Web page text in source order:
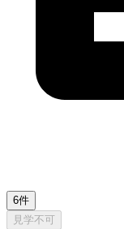
6件
見学不可